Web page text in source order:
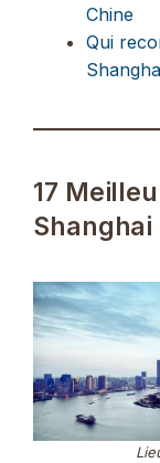
Chine
Qui
17
Shanghai